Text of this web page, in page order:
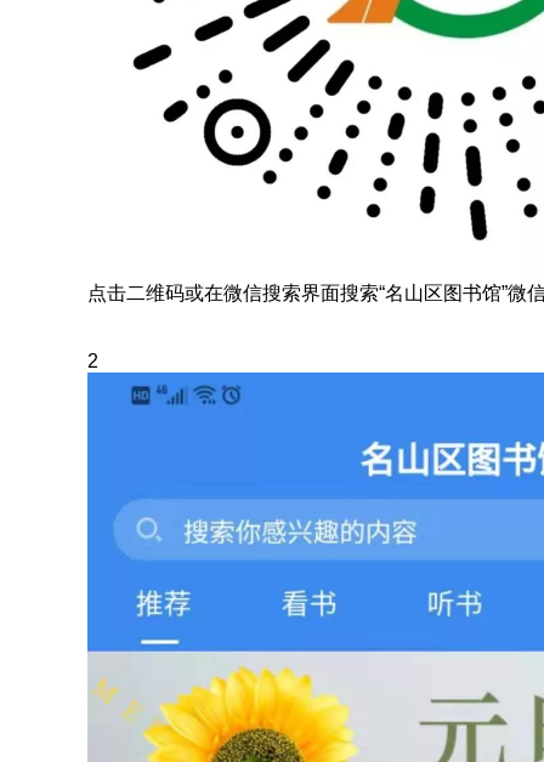
点击二维码或在微信搜索界面搜索“名山区图书馆”微
2